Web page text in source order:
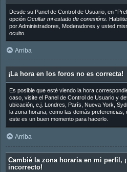
Desde su Panel de Control de Usuario, en
opción Ocultar mi estado de conexións.
por Administradores, Moderadores y usted
oculto.
Arriba
¡La hora en los foros no es correcta!
Es posible que esté viendo la hora
caso, visite el Panel de Control de Usuario y
ubicación, e.j. Londres, París, Nueva York,
la zona horaria, como las demás preferencias,
este es un buen momento para hacerlo.
Arriba
Cambié la zona horaria en mi perfil,
incorrecto!